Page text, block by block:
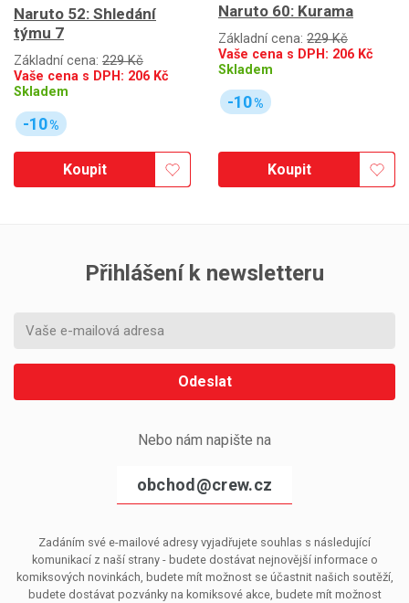
Naruto 52: Shledání
týmu 7
Základní cena: 229 Kč
Vaše cena s DPH: 206 Kč
Skladem
-10%
Koupit
Naruto 60: Kurama
Základní cena: 229 Kč
Vaše cena s DPH: 206 Kč
Skladem
-10%
Koupit
Přihlášení k newsletteru
Odeslat
Nebo nám napište na
obchod@crew.cz
Zadáním své e-mailové adresy vyjadřujete souhlas s následující
komunikací z naší strany - budete dostávat nejnovější informace o
komiksových novinkách, budete mít možnost se účastnit našich soutěží,
budete dostávat pozvánky na komiksové akce, budete mít možnost